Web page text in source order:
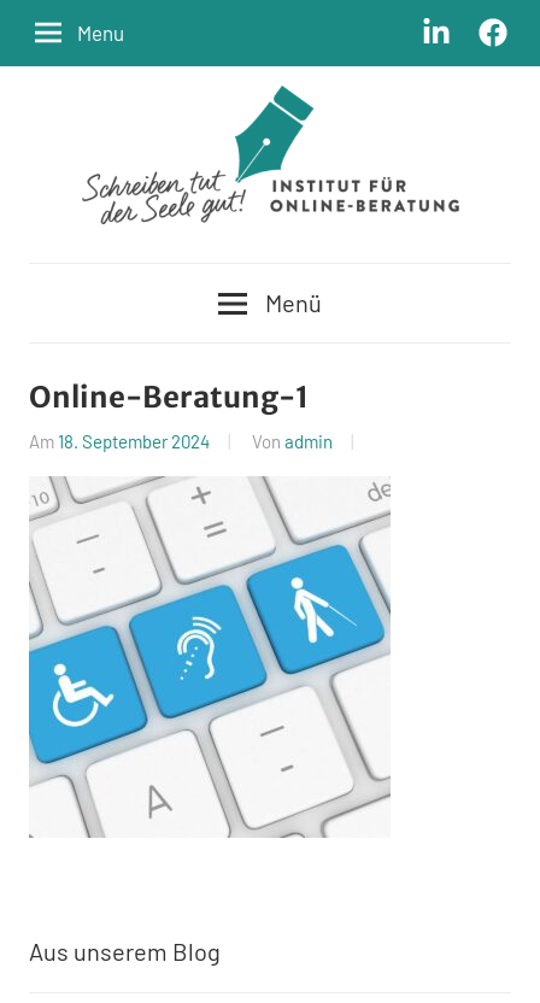
Zum
Inhalt
LinkedIn
Menu
Online-
Beratung
Menü
Online-Beratung-1
Am 18. September 2024 Von admin
Aus unserem Blog